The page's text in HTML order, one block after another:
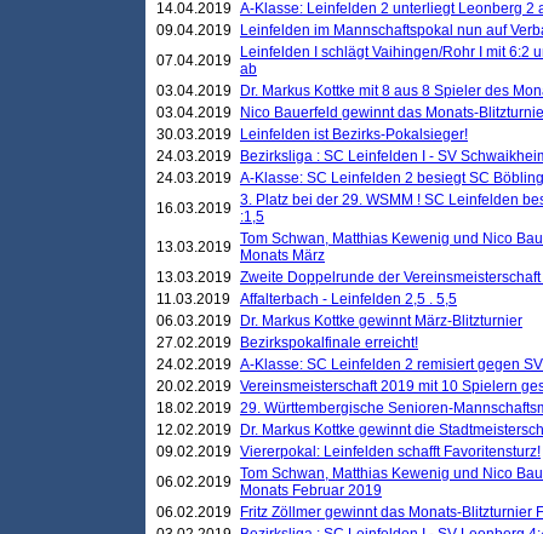
14.04.2019 A-Klasse: Leinfelden 2 unterliegt Leonberg 2
09.04.2019
Leinfelden im Mannschaftspokal nun auf
07.04.2019
Leinfelden I schlägt Vaihingen/Rohr I mit 6:2
ab
03.04.2019
Dr. Markus Kottke mit 8 aus 8 Spieler des
03.04.2019
Nico Bauerfeld gewinnt das Monats-
30.03.2019
Leinfelden ist Bezirks-Pokalsieger!
24.03.2019
Bezirksliga : SC Leinfelden I - SV
24.03.2019 A-Klasse: SC Leinfelden 2 besiegt SC
16.03.2019 3. Platz bei der 29. WSMM ! SC Leinfelden
:1,5
13.03.2019 Tom Schwan, Matthias Kewenig und Nico
Monats März
13.03.2019 Zweite Doppelrunde der
11.03.2019 Affalterbach - Leinfelden 2,5 . 5,5
06.03.2019
Dr. Markus Kottke gewinnt März-Blitzturnier
27.02.2019
Bezirkspokalfinale erreicht!
24.02.2019 A-Klasse: SC Leinfelden 2 remisiert gegen
20.02.2019 Vereinsmeisterschaft 2019 mit 10 Spielern
18.02.2019 29. Württembergische Senioren-
12.02.2019
Dr. Markus Kottke gewinnt die
09.02.2019 Viererpokal: Leinfelden schafft Favoritensturz!
06.02.2019 Tom Schwan, Matthias Kewenig und Nico
Monats Februar 2019
06.02.2019
Fritz Zöllmer gewinnt das Monats-Blitzturnier